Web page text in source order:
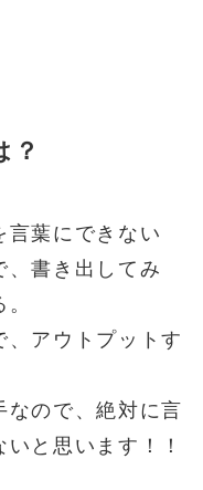
？
言葉にできない
書き出してみ
アウトプットす
ので、絶対に言
と思います！！